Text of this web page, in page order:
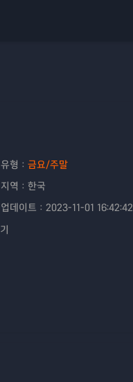
유형： 금요/주말
지역： 한국
업데이트： 2023-11-01 16:42:42